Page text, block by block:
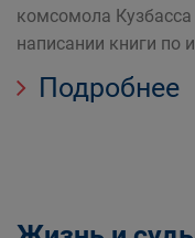
комсомола
написании книги по
Подробнее